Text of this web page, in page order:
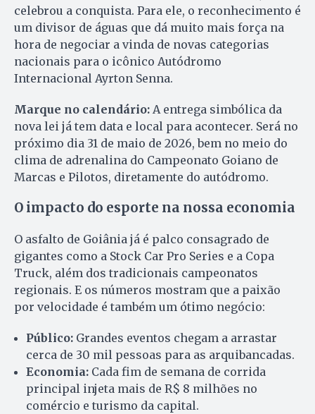
celebrou a conquista. Para ele, o reconhecimento é
um divisor de águas que dá muito mais força na
hora de negociar a vinda de novas categorias
nacionais para o icônico Autódromo
Internacional Ayrton Senna.
Marque no calendário: A entrega simbólica da
nova lei já tem data e local para acontecer. Será no
próximo dia 31 de maio de 2026, bem no meio do
clima de adrenalina do Campeonato Goiano de
Marcas e Pilotos, diretamente do autódromo.
O impacto do esporte na nossa economia
O asfalto de Goiânia já é palco consagrado de
gigantes como a Stock Car Pro Series e a Copa
Truck, além dos tradicionais campeonatos
regionais. E os números mostram que a paixão
por velocidade é também um ótimo negócio:
Público: Grandes eventos chegam a arrastar
cerca de 30 mil pessoas para as arquibancadas.
Economia: Cada fim de semana de corrida
principal injeta mais de R$ 8 milhões no
comércio e turismo da capital.